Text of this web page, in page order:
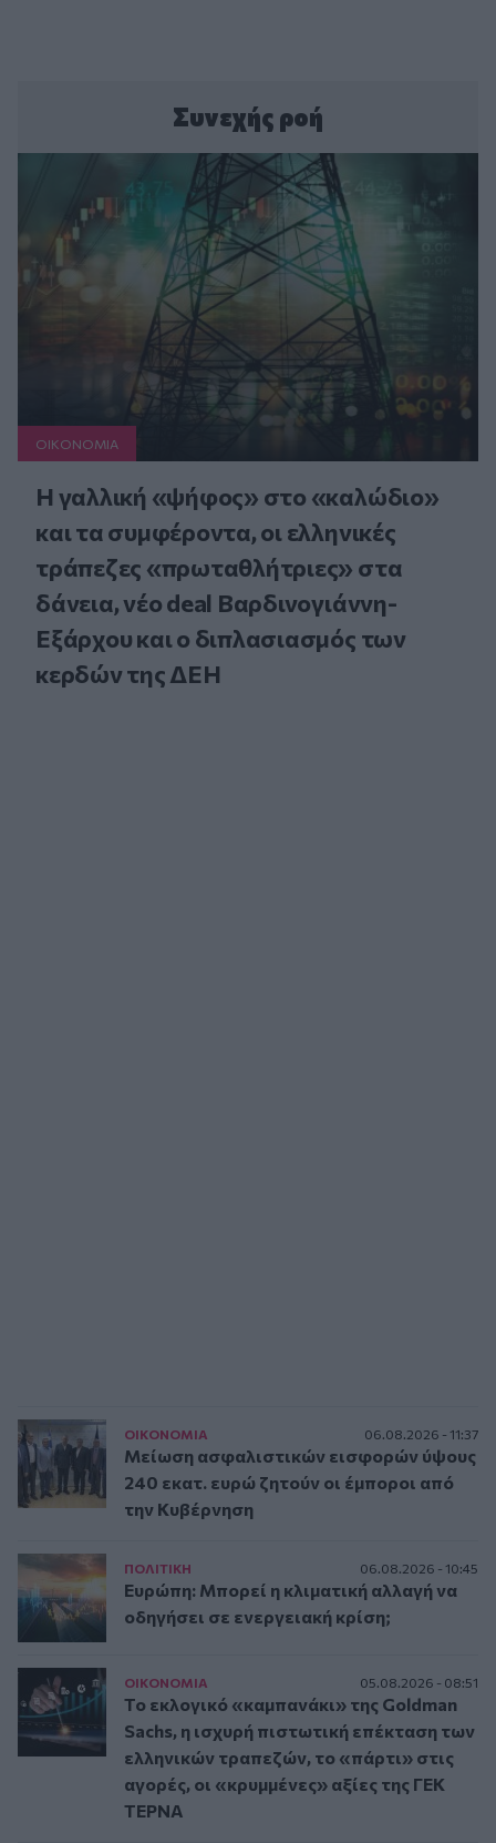
Συνεχής ροή
ΟΙΚΟΝΟΜΙΑ
Η γαλλική «ψήφος» στο «καλώδιο»
και τα συμφέροντα, οι ελληνικές
τράπεζες «πρωταθλήτριες» στα
δάνεια, νέο deal Βαρδινογιάννη-
Εξάρχου και ο διπλασιασμός των
κερδών της ΔΕΗ
ΟΙΚΟΝΟΜΙΑ 06.08.2026 - 11:37
Μείωση ασφαλιστικών εισφορών ύψους
240 εκατ. ευρώ ζητούν οι έμποροι από
την Κυβέρνηση
ΠΟΛΙΤΙΚΗ 06.08.2026 - 10:45
Ευρώπη: Μπορεί η κλιματική αλλαγή να
οδηγήσει σε ενεργειακή κρίση;
ΟΙΚΟΝΟΜΙΑ 05.08.2026 - 08:51
Το εκλογικό «καμπανάκι» της Goldman
Sachs, η ισχυρή πιστωτική επέκταση των
ελληνικών τραπεζών, το «πάρτι» στις
αγορές, οι «κρυμμένες» αξίες της ΓΕΚ
ΤΕΡΝΑ